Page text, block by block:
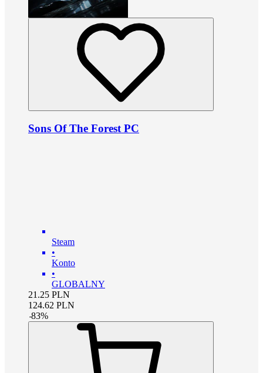
Sons Of The Forest PC
Steam
•
Konto
•
GLOBALNY
21.25 PLN
124.62 PLN
-83%